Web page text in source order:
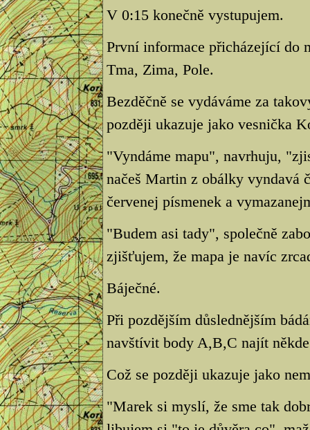
V 0:15 konečně vystupujem.
První informace přicházející do
Tma, Zima, Pole.
Bezděčně se vydáváme za
později ukazuje jako vesnička
"Vyndáme mapu", navrhuju,
načeš Martin z obálky vyndavá
červenej písmenek a
"Budem asi tady", společně
zjišťujem, že mapa je navíc
Báječné.
Při pozdějším důslednějším
navštívit body A,B,C najít
Což se později ukazuje jako
"Marek si myslí, že sme tak